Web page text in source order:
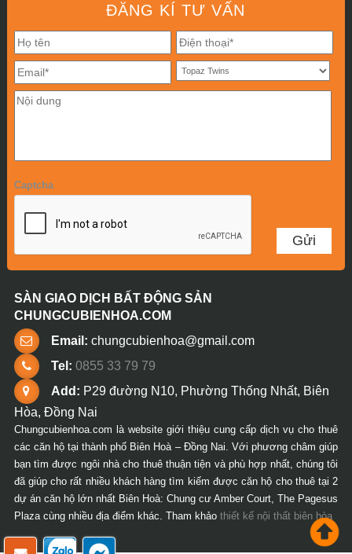
ĐĂNG KÍ TƯ VẤN
Captcha
SÀN GIAO DỊCH BẤT ĐỘNG SẢN
CHUNGCUBIENHOA.COM
Email: chungcubienhoa@gmail.com
Tel: 0855 33 79 79
Add: P29 đường N10, Phường Thống Nhất, Biên
Hòa, Đồng Nai
Chungcubienhoa.com là website giới thiệu cung cấp dịch vụ cho thuê
các căn hộ tại thành phố Biên Hoà – Đồng Nai. Với phương châm giúp
bạn tìm được ngôi nhà cho thuê thuận tiện và phù hợp nhất, chúng tôi
đã giúp cho rất nhiều khách hàng tìm kiếm được căn hộ cho thuê tại 2
dự án căn hộ lớn nhất Biên Hoà: Chung cư Amber Court, The Pagesus
Plaza cùng nhiều địa điểm khác. Tham khảo thiết kế nội thất biên hòa